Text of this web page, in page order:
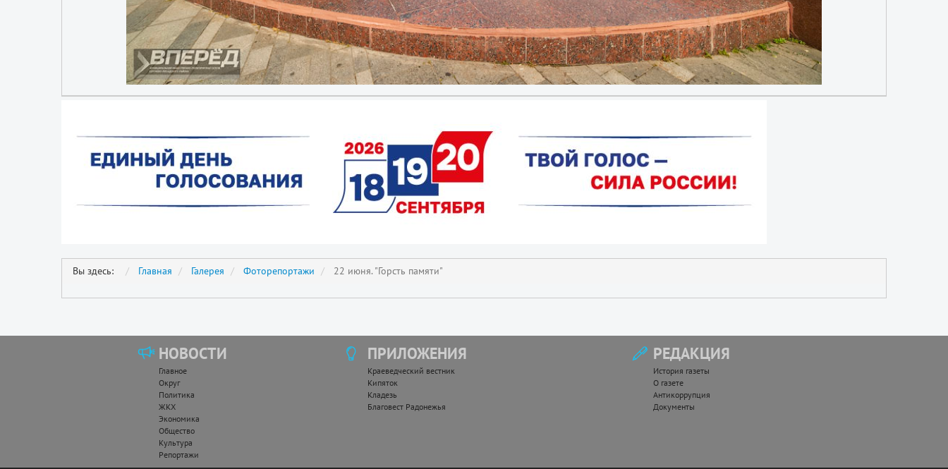
Вы здесь: Главная Галерея Фоторепортажи 22 июня. "Горсть памяти"
НОВОСТИ
Главное
Округ
Политика
ЖКХ
Экономика
Общество
Культура
Репортажи
ПРИЛОЖЕНИЯ
Краеведческий вестник
Кипяток
Кладезь
Благовест Радонежья
РЕДАКЦИЯ
История газеты
О газете
Антикоррупция
Документы